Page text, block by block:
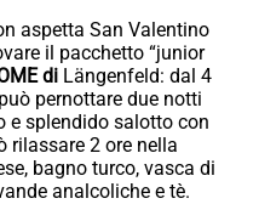
aspetta San Valentino
il pacchetto “junior
di Längenfeld: dal 4
pernottare due notti
e splendido salotto con
rilassare 2 ore nella
bagno turco, vasca di
analcoliche e tè.